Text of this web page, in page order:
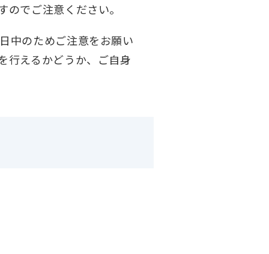
でご注意ください。
中のためご注意をお願い
行えるかどうか、ご自身